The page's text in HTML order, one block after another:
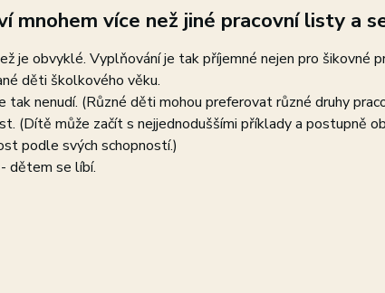
mnohem více než jiné pracovní listy a
je obvyklé. Vyplňování je tak příjemné nejen pro šikovné
děti školkového věku.
nenudí. (Různé děti mohou preferovat různé druhy
(Dítě může začít s nejjednoduššími příklady a postupně
podle svých schopností.)
dětem se líbí.